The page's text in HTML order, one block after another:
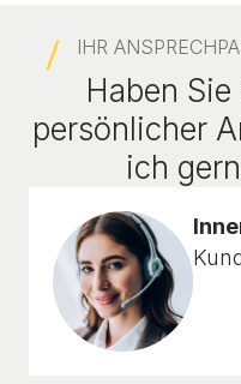
IHR
Haben
persönlicher
ich